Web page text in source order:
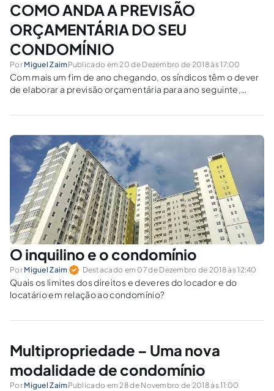
COMO ANDA A PREVISÃO
ORÇAMENTÁRIA DO SEU
CONDOMÍNIO
Por Miguel ZaimPublicado em 20 de Dezembro de 2018 às 17:00
Com mais um fim de ano chegando, os síndicos têm o dever
de elaborar a previsão orçamentária para ano seguinte,
que seja dada ciência dos condôminos em assembleia geral
O inquilino e o condomínio
Por Miguel Zaim Destacado em 07 de Dezembro de 2018 às 12:40
Quais os limites dos direitos e deveres do locador e do
locatário em relação ao condomínio?
Multipropriedade – Uma nova
modalidade de condomínio
Por Miguel ZaimPublicado em 28 de Novembro de 2018 às 11:00